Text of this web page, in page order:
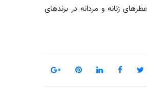
زنانه و مردانه در برندهای